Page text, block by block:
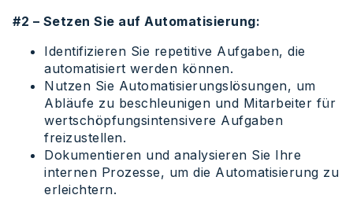
#2 – Setzen Sie auf Automatisierung:
Identifizieren Sie repetitive Aufgaben, die
automatisiert werden können.
Nutzen Sie Automatisierungslösungen, um
Abläufe zu beschleunigen und Mitarbeiter für
wertschöpfungsintensivere Aufgaben
freizustellen.
Dokumentieren und analysieren Sie Ihre
internen Prozesse, um die Automatisierung zu
erleichtern.